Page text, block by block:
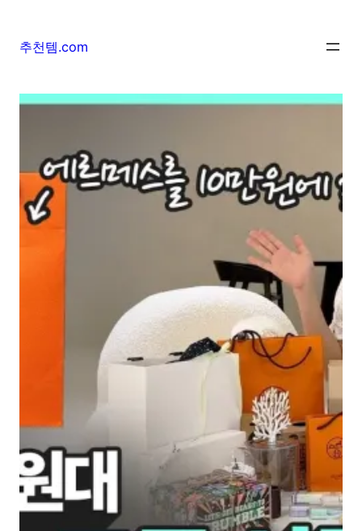
추천템.com